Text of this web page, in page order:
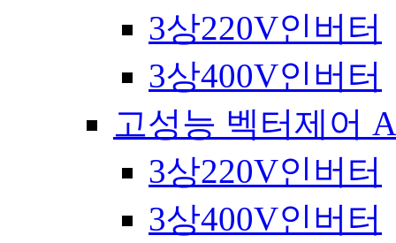
3상220V인버터
3상400V인버터
고성능 벡터제어
3상220V인버터
3상400V인버터